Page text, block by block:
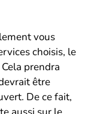
vous
choisis, le
Cela prendra
être
De ce fait,